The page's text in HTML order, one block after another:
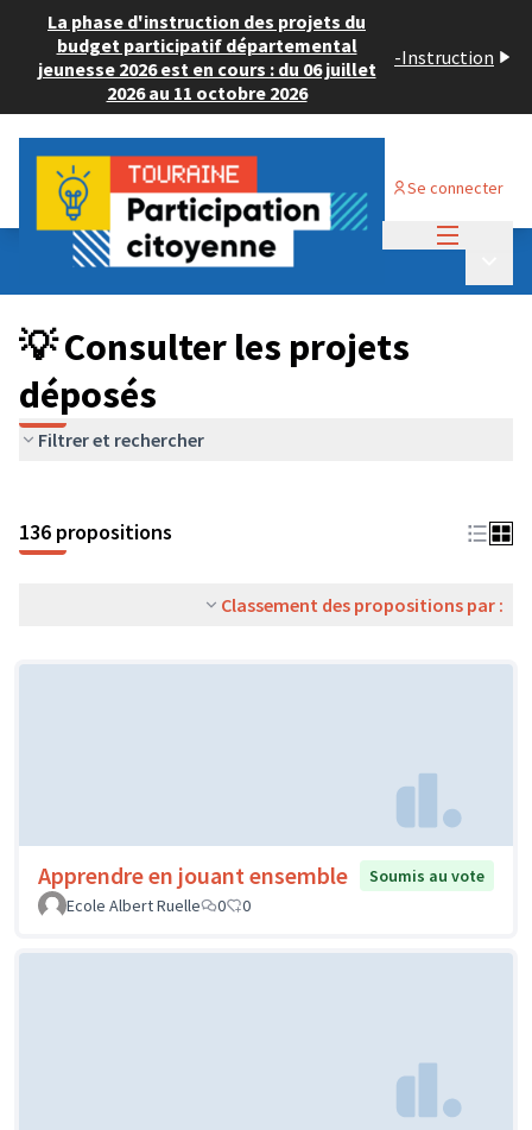
La phase d'instruction des projets du
budget participatif départemental
jeunesse 2026 est en cours : du 06 juillet
2026 au 11 octobre 2026
-Instruction
Se connecter
Budget Participatif JEUNESSE 2024
💡 Consulter les projets déposés
💡 Consulter les projets
déposés
Filtrer et rechercher
136 propositions
Classement des propositions par :
Apprendre en jouant ensemble
Soumis au vote
Ecole Albert Ruelle
0 0